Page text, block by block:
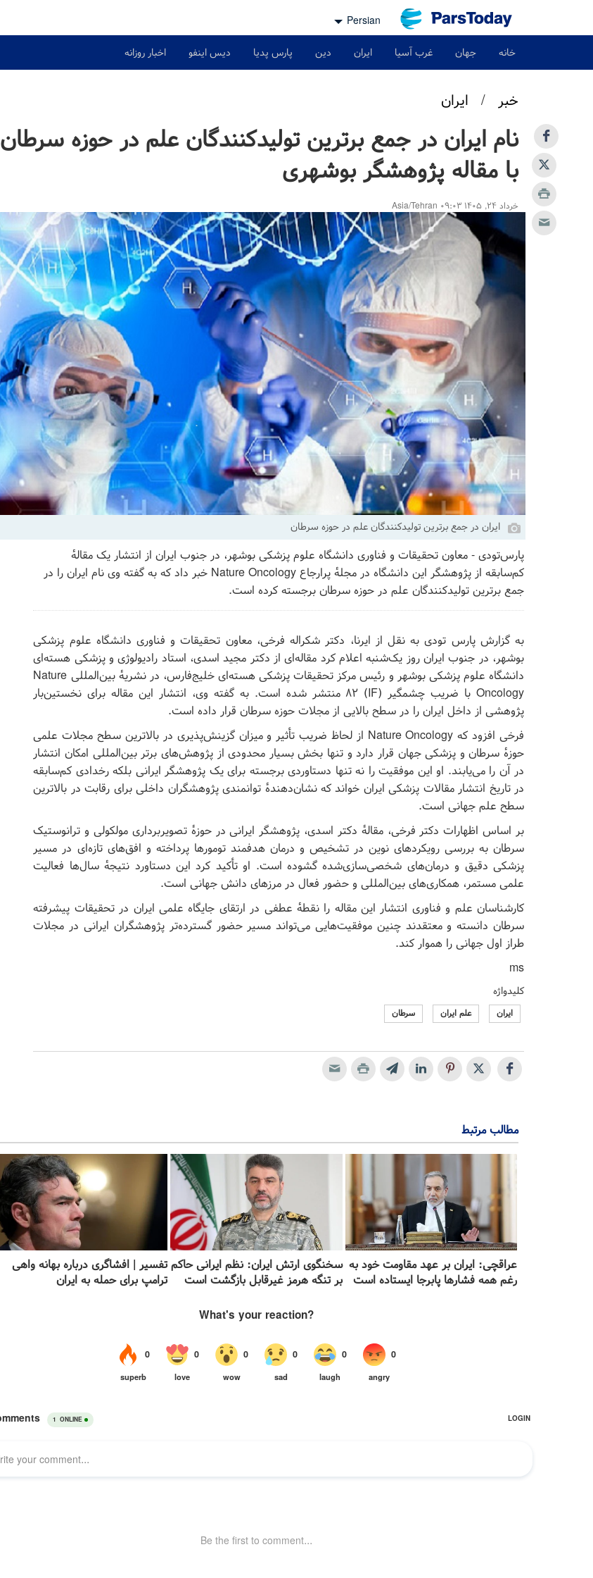
Persian
خانه جهان غرب آسیا ایران دین پارس پدیا دیس اینفو اخبار روزانه
خبر / ایران
نام ایران در جمع برترین تولیدکنندگان علم در حوزه سرطان
با مقاله پژوهشگر بوشهری
خرداد ۲۴, ۱۴۰۵ ۰۹:۰۳ Asia/Tehran
ایران در جمع برترین تولیدکنندگان علم در حوزه سرطان
پارس‌تودی - معاون تحقیقات و فناوری دانشگاه علوم پزشکی بوشهر، در جنوب ایران از انتشار یک مقالهٔ
کم‌سابقه از پژوهشگر این دانشگاه در مجلهٔ پرارجاع Nature Oncology خبر داد که به گفته وی نام ایران را در
جمع برترین تولیدکنندگان علم در حوزه سرطان برجسته کرده است.
به گزارش پارس تودی به نقل از ایرنا، دکتر شکراله فرخی، معاون تحقیقات و فناوری دانشگاه علوم پزشکی
بوشهر، در جنوب ایران روز یک‌شنبه اعلام کرد مقاله‌ای از دکتر مجید اسدی، استاد رادیولوژی و پزشکی هسته‌ای
دانشگاه علوم پزشکی بوشهر و رئیس مرکز تحقیقات پزشکی هسته‌ای خلیج‌فارس، در نشریهٔ بین‌المللی Nature
Oncology با ضریب چشمگیر (IF) ۸۲ منتشر شده است. به گفته وی، انتشار این مقاله برای نخستین‌بار
پژوهشی از داخل ایران را در سطح بالایی از مجلات حوزه سرطان قرار داده است.
فرخی افزود که Nature Oncology از لحاظ ضریب تأثیر و میزان گزینش‌پذیری در بالاترین سطح مجلات علمی
حوزهٔ سرطان و پزشکی جهان قرار دارد و تنها بخش بسیار محدودی از پژوهش‌های برتر بین‌المللی امکان انتشار
در آن را می‌یابند. او این موفقیت را نه تنها دستاوردی برجسته برای یک پژوهشگر ایرانی بلکه رخدادی کم‌سابقه
در تاریخ انتشار مقالات پزشکی ایران خواند که نشان‌دهندهٔ توانمندی پژوهشگران داخلی برای رقابت در بالاترین
سطح علم جهانی است.
بر اساس اظهارات دکتر فرخی، مقالهٔ دکتر اسدی، پژوهشگر ایرانی در حوزهٔ تصویربرداری مولکولی و ترانوستیک
سرطان به بررسی رویکردهای نوین در تشخیص و درمان هدفمند تومورها پرداخته و افق‌های تازه‌ای در مسیر
پزشکی دقیق و درمان‌های شخصی‌سازی‌شده گشوده است. او تأکید کرد این دستاورد نتیجهٔ سال‌ها فعالیت
علمی مستمر، همکاری‌های بین‌المللی و حضور فعال در مرزهای دانش جهانی است.
کارشناسان علم و فناوری انتشار این مقاله را نقطهٔ عطفی در ارتقای جایگاه علمی ایران در تحقیقات پیشرفته
سرطان دانسته و معتقدند چنین موفقیت‌هایی می‌تواند مسیر حضور گسترده‌تر پژوهشگران ایرانی در مجلات
طراز اول جهانی را هموار کند.
ms
کلیدواژه
ایران علم ایران سرطان
مطالب مرتبط
عراقچی: ایران بر عهد مقاومت خود به
رغم همه فشارها پابرجا ایستاده است
سخنگوی ارتش ایران: نظم ایرانی حاکم
بر تنگه هرمز غیرقابل بازگشت است
تفسیر | افشا‌گری درباره بهانه واهی
ترامپ برای حمله به ایران